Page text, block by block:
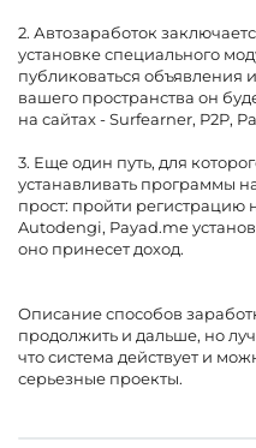
2. Автозаработок
установке специального
публиковаться объявления
вашего пространства он
на сайтах - Surfearner, P2P,
3. Еще один путь, для
устанавливать программы
прост: пройти регистрацию
Autodengi, Payad.me
оно принесет доход.
Описание способов
продолжить и дальше, но
что система действует и
серьезные проекты.